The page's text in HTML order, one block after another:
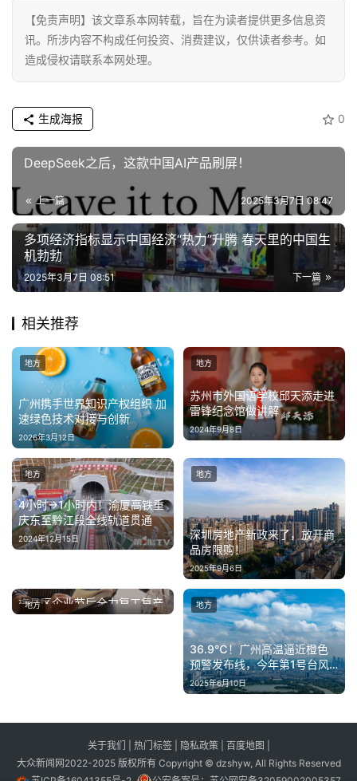
专
题
汽
车
新
能
源
【免责声明】该文章系本网转载，旨在为读者提供更多信息资
讯。所涉内容不构成任何投资、消费建议，仅供读者参考。如
造成侵权请联系本网处理。
0
生成海报
DeepSeek之后，这款中国AI产品刷屏！
上一篇 2025年3月7日 08:47
多项经济指标显示中国经济“热力”升腾 春天里的中国生
机勃勃
下一篇
2025年3月7日 08:51
相关推荐
广州携手世界知识产权组织 加
速绿色技术对接与创新
2026年3月12日
地方
苏州市外国语学校邱天添走进
雷锋纪念馆做讲解
2024年9月8日
地方
4小时→1小时内！渝厦高铁重
庆东至黔江段全线轨道贯通
2024年12月15日
地方
深圳房地产新政来了，放开商
品房限购！
2025年9月6日
地方
梅县区企业节后全力复工复产
冲刺新春“开门红”
2026年2月25日
地方
36.9℃！广州高温逼近橙色
预警发布线，今年第1号台风
预计明日生成
2025年6月10日
地方
关于我们 热门标签 隐私政策 百度地图
大众新闻网2022-2025 版权所有 Copyright © dzshyw, All Rights Reserved